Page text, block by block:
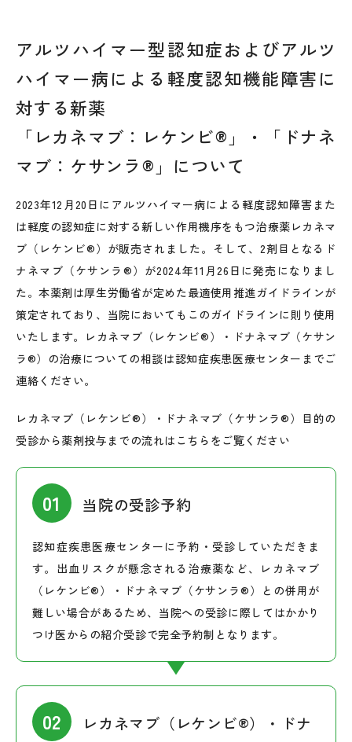
アルツハイマー型認知症およびアルツ
ハイマー病による軽度認知機能障害に
対する新薬
「レカネマブ：レケンビ®」・「ドナネ
マブ：ケサンラ®」について
2023年12月20日にアルツハイマー病による軽度認知障害また
は軽度の認知症に対する新しい作用機序をもつ治療薬レカネマ
ブ（レケンビ®）が販売されました。そして、2剤目となるド
ナネマブ（ケサンラ®）が2024年11月26日に発売になりまし
た。本薬剤は厚生労働省が定めた最適使用推進ガイドラインが
策定されており、当院においてもこのガイドラインに則り使用
いたします。レカネマブ（レケンビ®）・ドナネマブ（ケサン
ラ®）の治療についての相談は認知症疾患医療センターまでご
連絡ください。
レカネマブ（レケンビ®）・ドナネマブ（ケサンラ®）目的の
受診から薬剤投与までの流れはこちらをご覧ください
当院の受診予約
認知症疾患医療センターに予約・受診していただきま
す。出血リスクが懸念される治療薬など、レカネマブ
（レケンビ®）・ドナネマブ（ケサンラ®）との併用が
難しい場合があるため、当院への受診に際してはかかり
つけ医からの紹介受診で完全予約制となります。
レカネマブ（レケンビ®）・ドナ